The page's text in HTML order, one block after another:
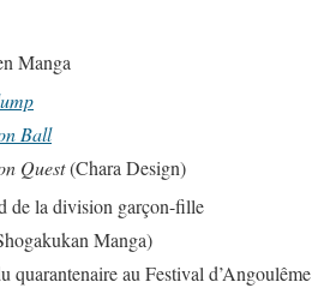
Manga
Ball
Quest(Chara Design)
de la division garçon-fille
Manga)
quarantenaire au Festival d’Angoulême